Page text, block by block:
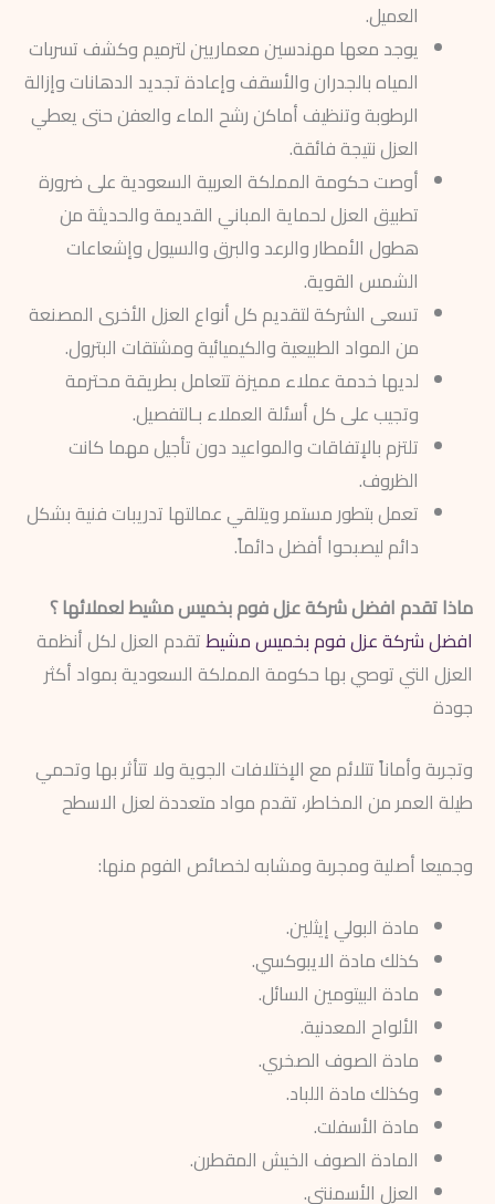
العميل.
يوجد معها مهندسين معماريين لترميم وكشف تسربات
المياه بالجدران والأسقف وإعادة تجديد الدهانات وإزالة
الرطوبة وتنظيف أماكن رشح الماء والعفن حتى يعطي
العزل نتيجة فائقة.
أوصت حكومة المملكة العربية السعودية على ضرورة
تطبيق العزل لحماية المباني القديمة والحديثة من
هطول الأمطار والرعد والبرق والسيول وإشعاعات
الشمس القوية.
تسعى الشركة لتقديم كل أنواع العزل الأخرى المصنعة
من المواد الطبيعية والكيميائية ومشتقات البترول.
لديها خدمة عملاء مميزة تتعامل بطريقة محترمة
وتجيب على كل أسئلة العملاء بـالتفصيل.
تلتزم بالإتفاقات والمواعيد دون تأجيل مهما كانت
الظروف.
تعمل بتطور مستمر ويتلقي عمالتها تدريبات فنية بشكل
دائم ليصبحوا أفضل دائماً.
ماذا تقدم افضل شركة عزل فوم بخميس مشيط لعملائها ؟
افضل شركة عزل فوم بخميس مشيطتقدم العزل لكل أنظمة
العزل التي توصي بها حكومة المملكة السعودية بمواد أكثر
جودة
وتجربة وأماناً تتلائم مع الإختلافات الجوية ولا تتأثر بها وتحمي
طيلة العمر من المخاطر، تقدم مواد متعددة لعزل الاسطح
وجميعا أصلية ومجربة ومشابه لخصائص الفوم منها:
مادة البولي إيثلين.
كذلك مادة الايبوكسي.
مادة البيتومين السائل.
الألواح المعدنية.
مادة الصوف الصخري.
وكذلك مادة اللباد.
مادة الأسفلت.
المادة الصوف الخيش المقطرن.
العزل الأسمنتي.